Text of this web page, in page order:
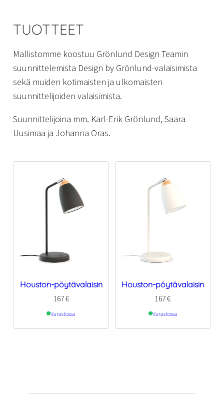
TUOTTEET
Mallistomme koostuu Grönlund Design Teamin
suunnittelemista Design by Grönlund-valaisimista
sekä muiden kotimaisten ja ulkomaisten
suunnittelijoiden valaisimista.
Suunnittelijoina mm. Karl-Erik Grönlund, Saara
Uusimaa ja Johanna Oras.
Houston-pöytävalaisin
167€
Varastossa
Houston-pöytävalaisin
167€
Varastossa